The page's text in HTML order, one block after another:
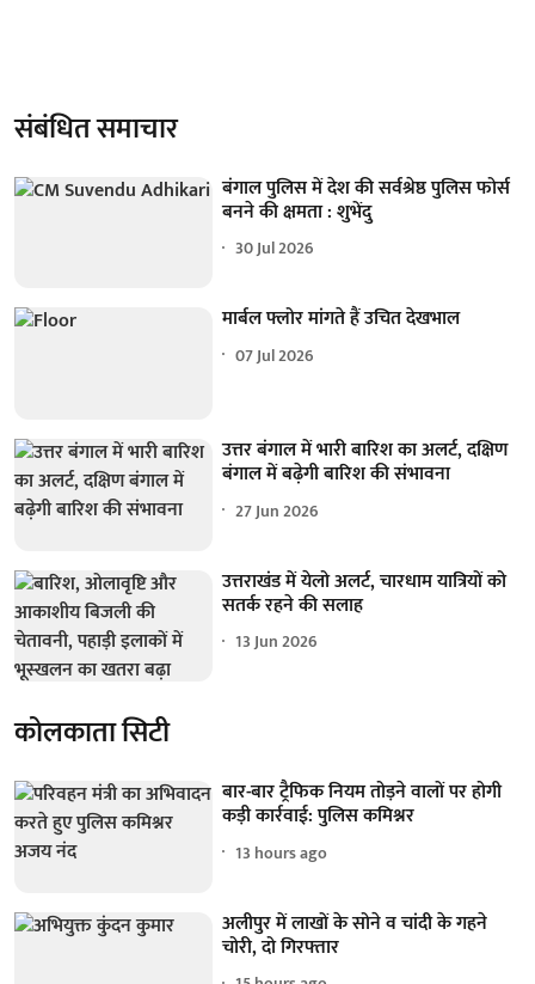
संबंधित समाचार
बंगाल पुलिस में देश की सर्वश्रेष्ठ पुलिस फोर्स
बनने की क्षमता : शुभेंदु
30 Jul 2026
मार्बल फ्लोर मांगते हैं उचित देखभाल
07 Jul 2026
उत्तर बंगाल में भारी बारिश का अलर्ट, दक्षिण
बंगाल में बढ़ेगी बारिश की संभावना
27 Jun 2026
उत्तराखंड में येलो अलर्ट, चारधाम यात्रियों को
सतर्क रहने की सलाह
13 Jun 2026
कोलकाता सिटी
बार-बार ट्रैफिक नियम तोड़ने वालों पर होगी
कड़ी कार्रवाई: पुलिस कमिश्नर
13 hours ago
अलीपुर में लाखों के सोने व चांदी के गहने
चोरी, दो गिरफ्तार